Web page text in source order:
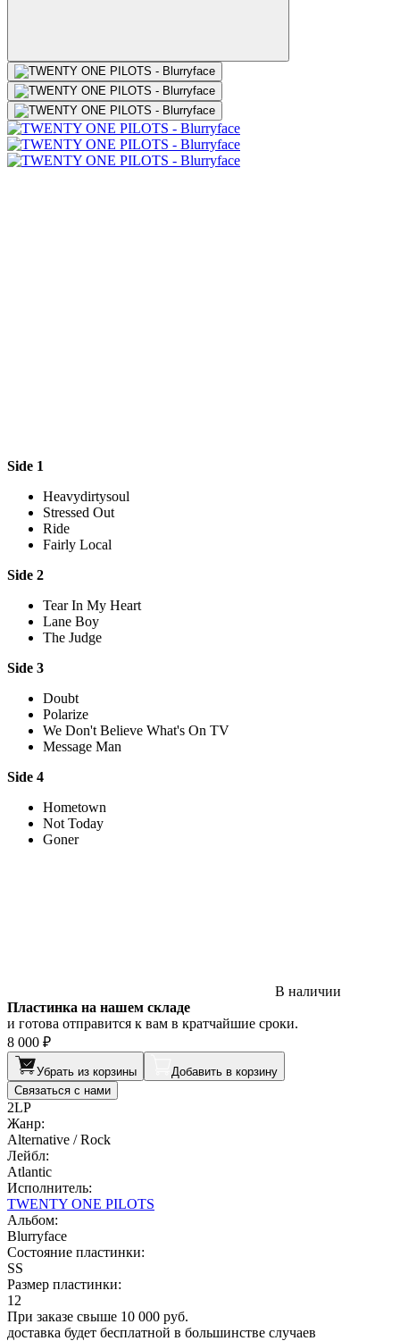
Side 1
Heavydirtysoul
Stressed Out
Ride
Fairly Local
Side 2
Tear In My Heart
Lane Boy
The Judge
Side 3
Doubt
Polarize
We Don't Believe What's On TV
Message Man
Side 4
Hometown
Not Today
Goner
В наличии
Пластинка на нашем складе
и готова отправится к вам в кратчайшие сроки.
8 000 ₽
Убрать из корзины
Добавить в корзину
Связаться с нами
2LP
Жанр:
Alternative / Rock
Лейбл:
Atlantic
Исполнитель:
TWENTY ONE PILOTS
Альбом:
Blurryface
Состояние пластинки:
SS
Размер пластинки:
12
При заказе свыше 10 000 руб.
доставка будет бесплатной в большинстве случаев